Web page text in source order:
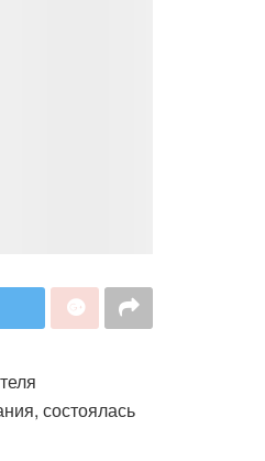
состоялась